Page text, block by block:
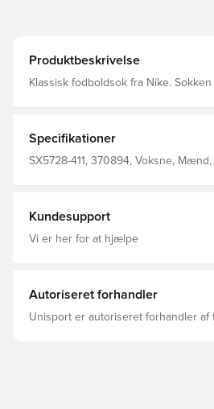
Produktbeskrivelse
Klassisk fodboldsok fra Nike. Sokken er udstyret med
Specifikationer
SX5728-411, 370894, Voksne,
Kundesupport
Vi er her for at hjælpe
Autoriseret forhandler
Unisport er autoriseret forhandler af